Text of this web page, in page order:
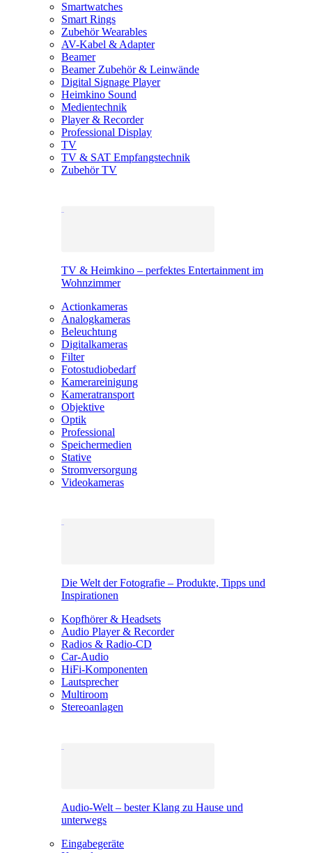
Smartwatches
Smart Rings
Zubehör Wearables
AV-Kabel & Adapter
Beamer
Beamer Zubehör & Leinwände
Digital Signage Player
Heimkino Sound
Medientechnik
Player & Recorder
Professional Display
TV
TV & SAT Empfangstechnik
Zubehör TV
TV & Heimkino – perfektes Entertainment im
Wohnzimmer
Actionkameras
Analogkameras
Beleuchtung
Digitalkameras
Filter
Fotostudiobedarf
Kamerareinigung
Kameratransport
Objektive
Optik
Professional
Speichermedien
Stative
Stromversorgung
Videokameras
Die Welt der Fotografie – Produkte, Tipps und
Inspirationen
Kopfhörer & Headsets
Audio Player & Recorder
Radios & Radio-CD
Car-Audio
HiFi-Komponenten
Lautsprecher
Multiroom
Stereoanlagen
Audio-Welt – bester Klang zu Hause und
unterwegs
Eingabegeräte